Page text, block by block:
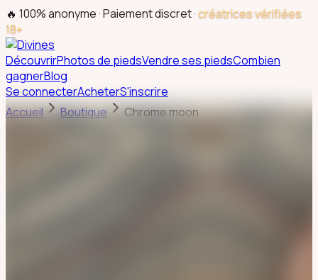
🔥 100% anonyme · Paiement discret ·créatrices vérifiées
18+
DécouvrirPhotos de piedsVendre ses piedsCombien
gagnerBlog
Se connecterAcheterS'inscrire
Accueil
Boutique Chrome moon